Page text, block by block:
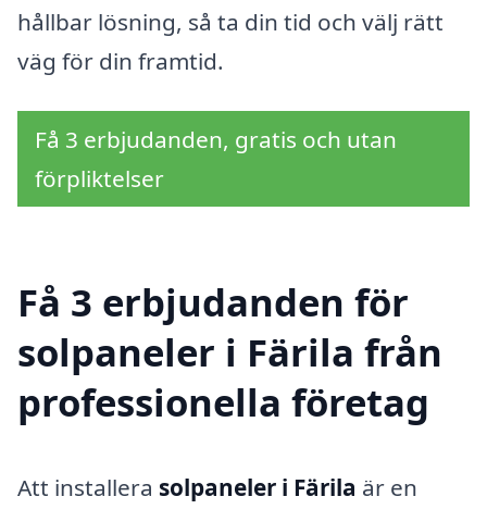
hållbar lösning, så ta din tid och välj rätt
väg för din framtid.
Få 3 erbjudanden, gratis och utan
förpliktelser
Få 3 erbjudanden för
solpaneler i Färila från
professionella företag
Att installera solpaneler i Färila är en